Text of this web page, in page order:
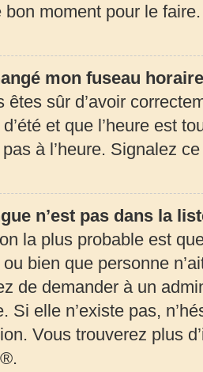
bon moment pour le faire.
mon fuseau
êtes sûr d’avoir
d’été et que l’heure est
à l’heure. Signalez
n’est pas dans la
la plus probable est
bien que personne
de demander à un
Si elle n’existe pas,
Vous trouverez plus
®.